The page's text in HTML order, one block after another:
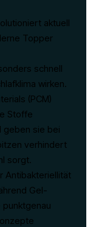
aktuell
Topper
schnell
wirken.
(PCM)
Stoffe
geben sie bei
verhindert
sorgt.
Antibakteriellität
Gel-